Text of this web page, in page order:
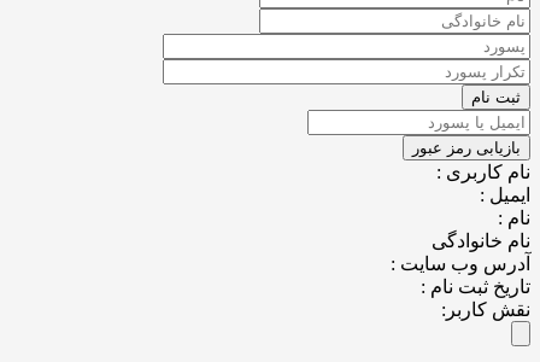
نام کاربری :
ایمیل :
نام :
نام خانوادگی
آدرس وب سایت :
تاریخ ثبت نام :
نقش کاربر: